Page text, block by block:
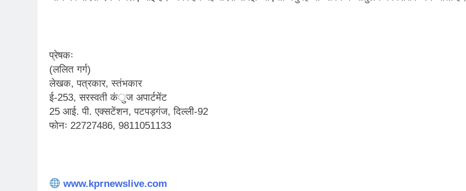
प्रेषकः
(ललित गर्ग)
लेखक, पत्रकार, स्तंभकार
ई-253, सरस्वती कंुज अपार्टमेंट
25 आई. पी. एक्सटेंशन, पटपड़गंज, दिल्ली-92
फोनः 22727486, 9811051133
www.kprnewslive.com